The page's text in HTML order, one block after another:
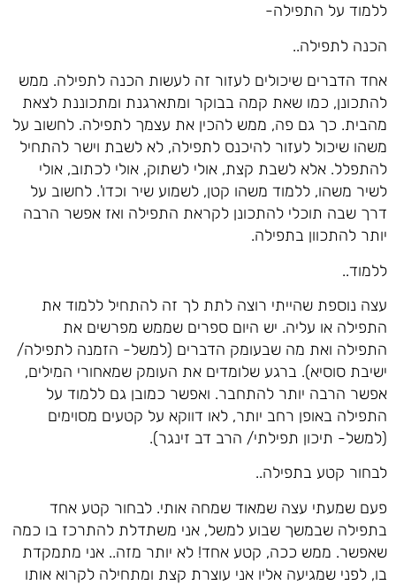
ללמוד על התפילה-
הכנה לתפילה..
אחד הדברים שיכולים לעזור זה לעשות הכנה לתפילה. ממש
להתכונן, כמו שאת קמה בבוקר ומתארגנת ומתכוננת לצאת
מהבית. כך גם פה, ממש להכין את עצמך לתפילה. לחשוב על
משהו שיכול לעזור להיכנס לתפילה, לא לשבת וישר להתחיל
להתפלל. אלא לשבת קצת, אולי לשתוק, אולי לכתוב, אולי
לשיר משהו, ללמוד משהו קטן, לשמוע שיר וכדו'. לחשוב על
דרך שבה תוכלי להתכונן לקראת התפילה ואז אפשר הרבה
יותר להתכוון בתפילה.
ללמוד..
עצה נוספת שהייתי רוצה לתת לך זה להתחיל ללמוד את
התפילה או עליה. יש היום ספרים שממש מפרשים את
התפילה ואת מה שבעומק הדברים (למשל- הזמנה לתפילה/
ישיבת סוסיא). ברגע שלומדים את העומק שמאחורי המילים,
אפשר הרבה יותר להתחבר. ואפשר כמובן גם ללמוד על
התפילה באופן רחב יותר, לאו דווקא על קטעים מסוימים
(למשל- תיכון תפילתי/ הרב דב זינגר).
לבחור קטע בתפילה..
פעם שמעתי עצה שמאוד שמחה אותי. לבחור קטע אחד
בתפילה שבמשך שבוע למשל, אני משתדלת להתרכז בו כמה
שאפשר. ממש ככה, קטע אחד! לא יותר מזה.. אני מתמקדת
בו, לפני שמגיעה אליו אני עוצרת קצת ומתחילה לקרוא אותו